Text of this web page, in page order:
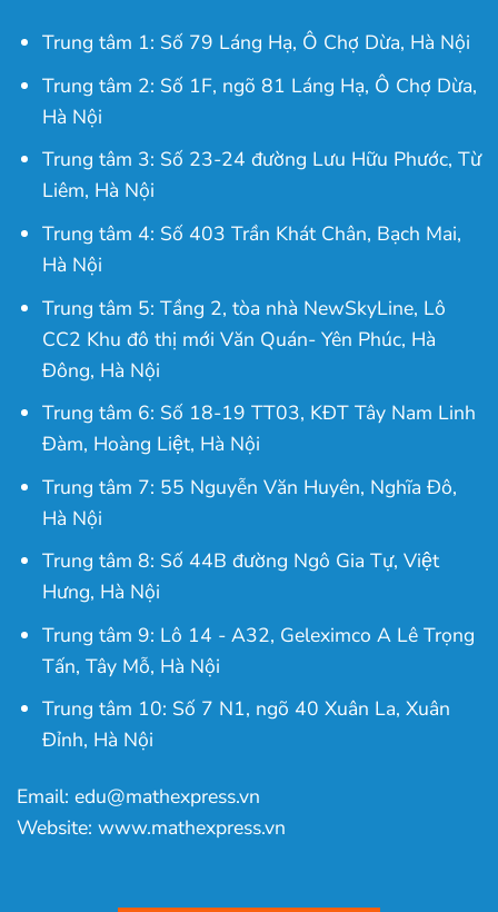
Trung tâm 1: Số 79 Láng Hạ, Ô Chợ Dừa, Hà Nội
Trung tâm 2: Số 1F, ngõ 81 Láng Hạ, Ô Chợ Dừa,
Hà Nội
Trung tâm 3: Số 23-24 đường Lưu Hữu Phước, Từ
Liêm, Hà Nội
Trung tâm 4: Số 403 Trần Khát Chân, Bạch Mai,
Hà Nội
Trung tâm 5: Tầng 2, tòa nhà NewSkyLine, Lô
CC2 Khu đô thị mới Văn Quán- Yên Phúc, Hà
Đông, Hà Nội
Trung tâm 6: Số 18-19 TT03, KĐT Tây Nam Linh
Đàm, Hoàng Liệt, Hà Nội
Trung tâm 7: 55 Nguyễn Văn Huyên, Nghĩa Đô,
Hà Nội
Trung tâm 8: Số 44B đường Ngô Gia Tự, Việt
Hưng, Hà Nội
Trung tâm 9: Lô 14 - A32, Geleximco A Lê Trọng
Tấn, Tây Mỗ, Hà Nội
Trung tâm 10: Số 7 N1, ngõ 40 Xuân La, Xuân
Đỉnh, Hà Nội
Email: edu@mathexpress.vn
Website: www.mathexpress.vn